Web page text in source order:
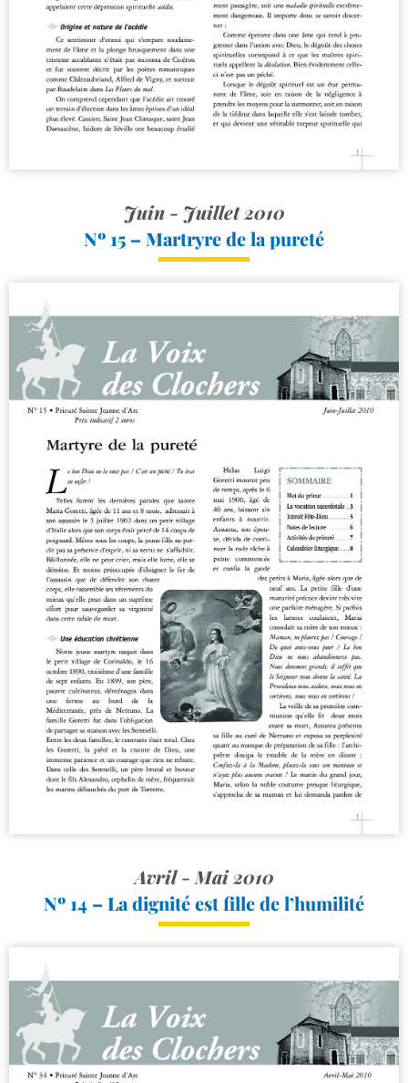
Juin - Juillet 2010
Nº 15 – Martryre de la pureté
Avril - Mai 2010
Nº 14 – La dignité est fille de l’humilité